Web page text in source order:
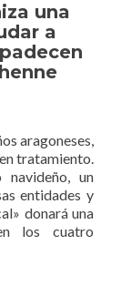
una
a
aragoneses,
tratamiento.
navideño, un
entidades y
donará una
los cuatro